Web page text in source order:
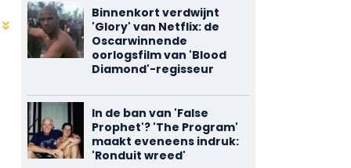
Binnenkort verdwijnt
'Glory' van Netflix: de
Oscarwinnende
oorlogsfilm van 'Blood
Diamond'-regisseur
In de ban van 'False
Prophet'? 'The Program'
maakt eveneens indruk:
'Ronduit wreed'